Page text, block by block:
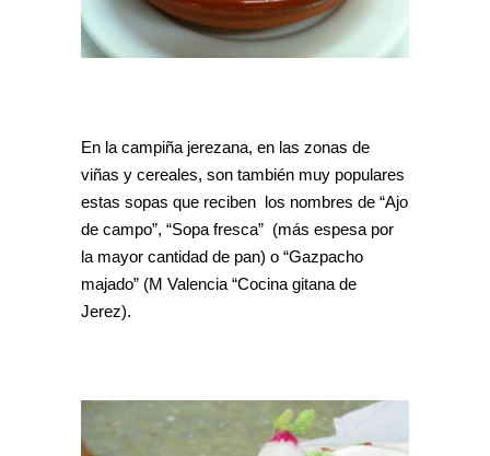
En la campiña jerezana, en las zonas de
viñas y cereales, son también muy populares
estas sopas que reciben los nombres de “Ajo
de campo”, “Sopa fresca” (más espesa por
la mayor cantidad de pan) o “Gazpacho
majado” (M Valencia “Cocina gitana de
Jerez).